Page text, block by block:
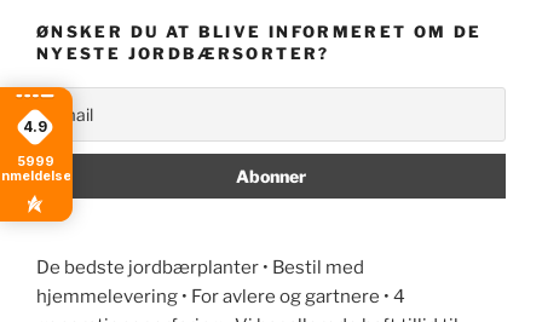
ØNSKER DU AT BLIVE INFORMERET OM DE
NYESTE JORDBÆRSORTER?
De bedste jordbærplanter • Bestil med
hjemmelevering • For avlere og gartnere • 4
4.9
5999